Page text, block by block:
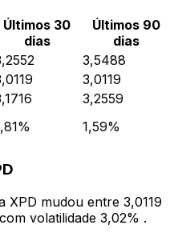
Últimos 30
dias
Últimos 90
dias
3,5488
3,0119
3,2559
1,59%
XPD mudou entre 3,0119
volatilidade 3,02% .